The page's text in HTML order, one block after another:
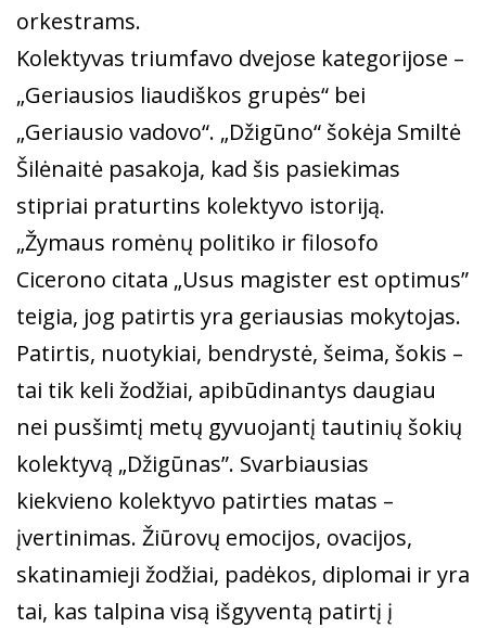
orkestrams.
Kolektyvas triumfavo dvejose kategorijose –
„Geriausios liaudiškos grupės“ bei
„Geriausio vadovo“. „Džigūno“ šokėja Smiltė
Šilėnaitė pasakoja, kad šis pasiekimas
stipriai praturtins kolektyvo istoriją.
„Žymaus romėnų politiko ir filosofo
Cicerono citata „Usus magister est optimus”
teigia, jog patirtis yra geriausias mokytojas.
Patirtis, nuotykiai, bendrystė, šeima, šokis –
tai tik keli žodžiai, apibūdinantys daugiau
nei pusšimtį metų gyvuojantį tautinių šokių
kolektyvą „Džigūnas”. Svarbiausias
kiekvieno kolektyvo patirties matas –
įvertinimas. Žiūrovų emocijos, ovacijos,
skatinamieji žodžiai, padėkos, diplomai ir yra
tai, kas talpina visą išgyventą patirtį į